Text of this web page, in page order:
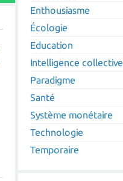
Enthousiasme
Écologie
Education
Intelligence collective
Paradigme
Santé
Système monétaire
Technologie
Temporaire